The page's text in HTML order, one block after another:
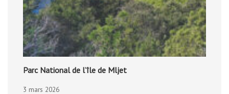
Parc National de l’île de Mljet
3 mars 2026